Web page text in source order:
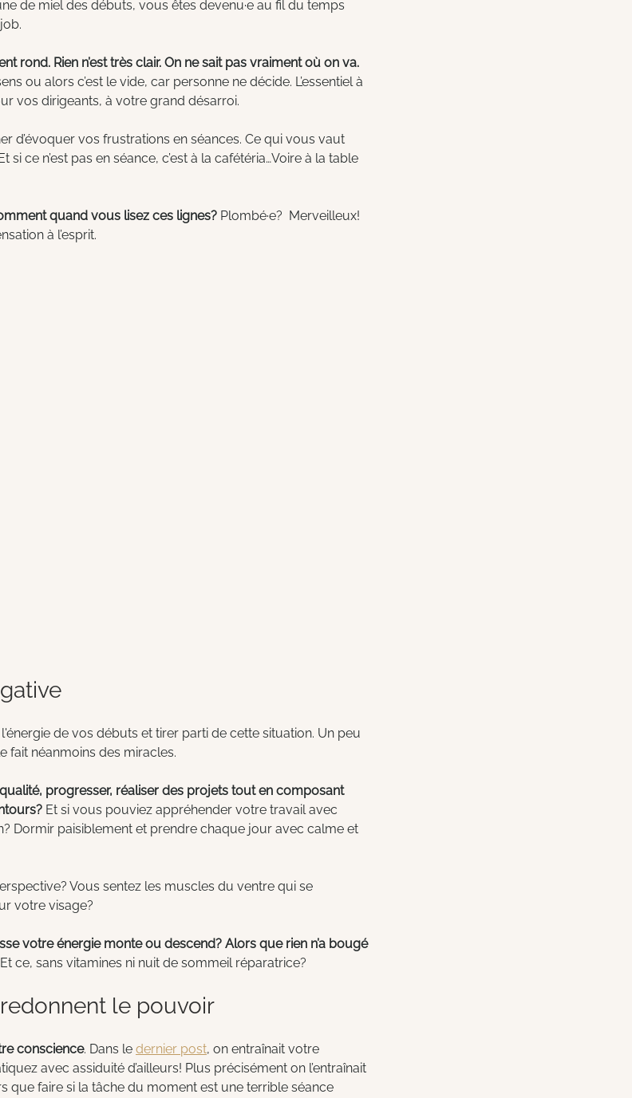
de miel des débuts, vous êtes devenu·e au fil du temps
rond. Rien n’est très clair. On ne sait pas vraiment où on va.
ou alors c’est le vide, car personne ne décide. L’essentiel à
vos dirigeants, à votre grand désarroi.
d’évoquer vos frustrations en séances. Ce qui vous vaut
ce n’est pas en séance, c’est à la cafétéria…Voire à la table
quand vous lisez ces lignes? Plombé·e?  Merveilleux!
à l’esprit.
de vos débuts et tirer parti de cette situation. Un peu
fait néanmoins des miracles.
progresser, réaliser des projets tout en composant
Et si vous pouviez appréhender votre travail avec
Dormir paisiblement et prendre chaque jour avec calme et
Vous sentez les muscles du ventre qui se
votre visage?
votre énergie monte ou descend? Alors que rien n’a bougé
Et ce, sans vitamines ni nuit de sommeil réparatrice?
le pouvoir
conscience. Dans le dernier post, on entraînait votre
avec assiduité d’ailleurs! Plus précisément on l’entraînait
que faire si la tâche du moment est une terrible séance